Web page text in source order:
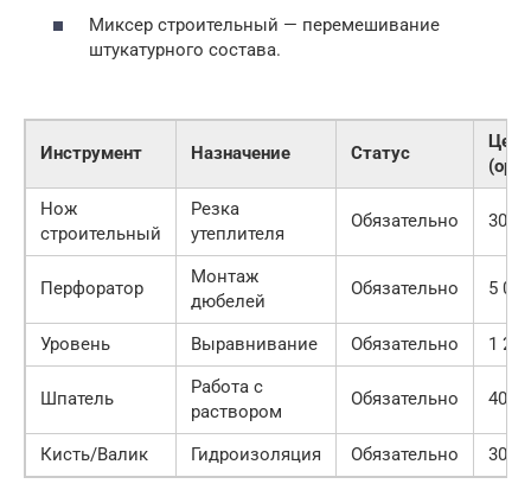
Миксер строительный — перемешивание
штукатурного состава.
Инструмент Назначение Статус
Цена
Нож
строительный
Резка
утеплителя
Обязательно 300
Перфоратор
Монтаж
дюбелей
Обязательно 5
Уровень Выравнивание Обязательно 1
Шпатель
Работа с
раствором
Обязательно 400
Кисть/Валик Гидроизоляция Обязательно 300